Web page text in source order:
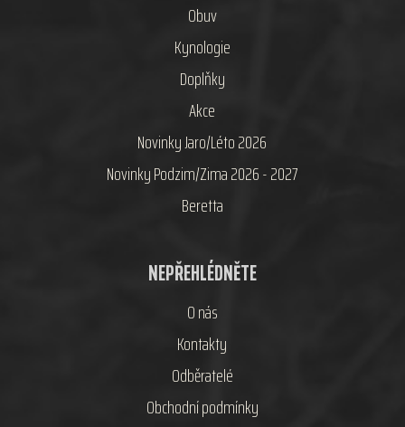
Obuv
Kynologie
Doplňky
Akce
Novinky Jaro/Léto 2026
Novinky Podzim/Zima 2026 - 2027
Beretta
NEPŘEHLÉDNĚTE
O nás
Kontakty
Odběratelé
Obchodní podmínky